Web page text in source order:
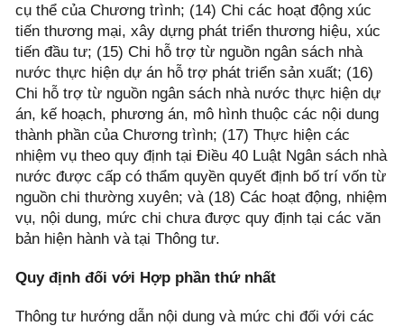
cụ thể của Chương trình; (14) Chi các hoạt động xúc
tiến thương mại, xây dựng phát triển thương hiệu, xúc
tiến đầu tư; (15) Chi hỗ trợ từ nguồn ngân sách nhà
nước thực hiện dự án hỗ trợ phát triển sản xuất; (16)
Chi hỗ trợ từ nguồn ngân sách nhà nước thực hiện dự
án, kế hoạch, phương án, mô hình thuộc các nội dung
thành phần của Chương trình; (17) Thực hiện các
nhiệm vụ theo quy định tại Điều 40 Luật Ngân sách nhà
nước được cấp có thẩm quyền quyết định bố trí vốn từ
nguồn chi thường xuyên; và (18) Các hoạt động, nhiệm
vụ, nội dung, mức chi chưa được quy định tại các văn
bản hiện hành và tại Thông tư.
Quy định đối với Hợp phần thứ nhất
Thông tư hướng dẫn nội dung và mức chi đối với các